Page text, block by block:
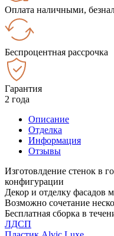
Оплата наличными,
Беспроцентная рассрочка
Гарантия
2 года
Описание
Отделка
Информация
Отзывы
Изготовлдение стенок в
конфигурации
Декор и отделку фасадов
Возможно сочетание
Бесплатная сборка в
ЛДСП